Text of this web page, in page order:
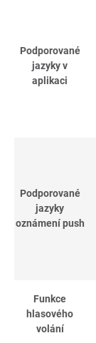
Podporované
jazyky v
aplikaci
Podporované
jazyky
oznámení push
Funkce
hlasového
volání